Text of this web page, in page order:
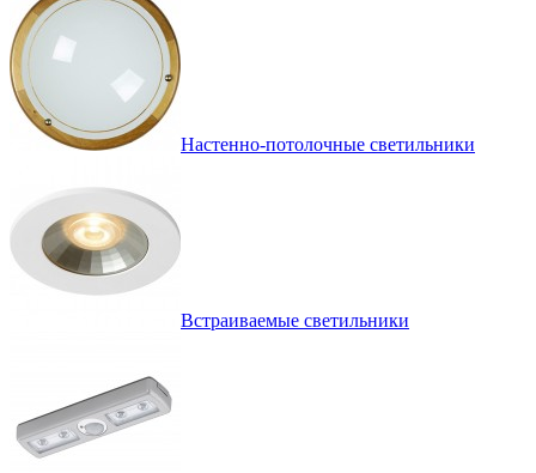
Настенно-потолочные светильники
Встраиваемые светильники